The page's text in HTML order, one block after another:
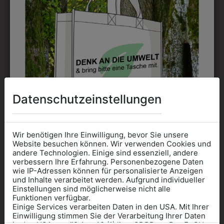
KNABENHEMD
KINDERHOSE
DUNKELBLAU
€ 69,90
Informationen wenn Sie
Kleidung
für die SCHULE
Datenschutzeinstellungen
Wir benötigen Ihre Einwilligung, bevor Sie unsere
Website besuchen können. Wir verwenden Cookies und
andere Technologien. Einige sind essenziell, andere
verbessern Ihre Erfahrung. Personenbezogene Daten
wie IP-Adressen können für personalisierte Anzeigen
und Inhalte verarbeitet werden. Aufgrund individueller
Einstellungen sind möglicherweise nicht alle
Funktionen verfügbar.
Einige Services verarbeiten Daten in den USA. Mit Ihrer
Einwilligung stimmen Sie der Verarbeitung Ihrer Daten